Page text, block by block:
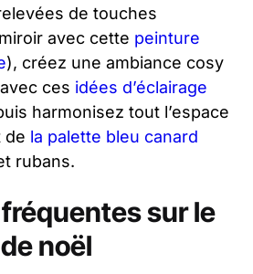
de touches
avec cette peinture
), créez une ambiance cosy
ces idées d’éclairage
harmonisez tout l’espace
de la palette bleu canard
rubans.
sur le
noël